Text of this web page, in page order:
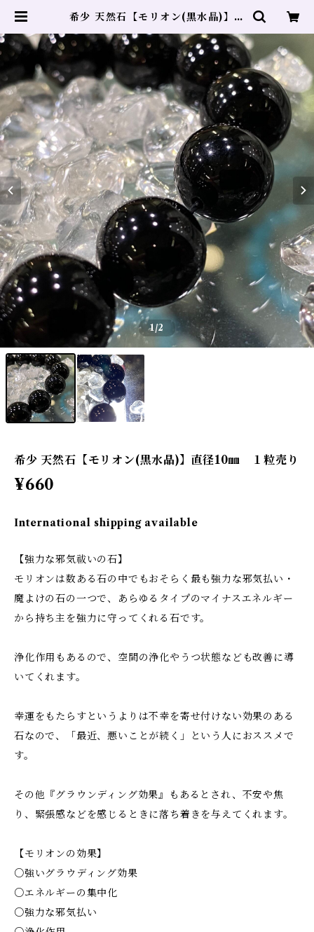
希少 天然石【モリオン(黒水晶)】直
ン DOLPHIN
1/2
希少 天然石【モリオン(黒水晶)】直径10㎜ １粒売り
¥660
International shipping available
【強力な邪気祓いの石】
モリオンは数ある石の中でもおそらく最も強力な邪気払い・
魔よけの石の一つで、あらゆるタイプのマイナスエネルギー
から持ち主を強力に守ってくれる石です。
浄化作用もあるので、空間の浄化やうつ状態なども改善に導
いてくれます。
幸運をもたらすというよりは不幸を寄せ付けない効果のある
石なので、「最近、悪いことが続く」という人におススメで
す。
その他『グラウンディング効果』もあるとされ、不安や焦
り、緊張感などを感じるときに落ち着きを与えてくれます。
【モリオンの効果】
○強いグラウディング効果
○エネルギーの集中化
○強力な邪気払い